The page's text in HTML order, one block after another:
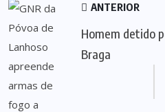
ANTERIOR
Homem detido
Braga